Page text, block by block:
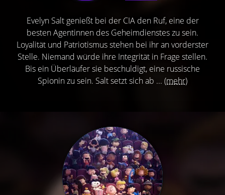
Evelyn Salt genießt bei der CIA den Ruf, eine der
besten Agentinnen des Geheimdienstes zu sein.
Loyalität und Patriotismus stehen bei ihr an vorderster
Stelle. Niemand würde ihre Integrität in Frage stellen.
Bis ein Überläufer sie beschuldigt, eine russische
Spionin zu sein. Salt setzt sich ab ... (mehr)